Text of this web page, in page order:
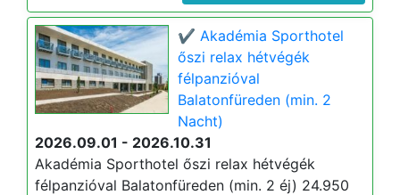
✔️ Akadémia Sporthotel
őszi relax hétvégék
félpanzióval
Balatonfüreden (min. 2
Nacht)
2026.09.01 - 2026.10.31
Akadémia Sporthotel őszi relax hétvégék
félpanzióval Balatonfüreden (min. 2 éj) 24.950